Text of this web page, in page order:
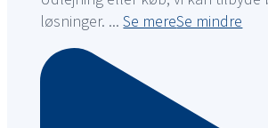
løsninger. ...Se mereSe mindre